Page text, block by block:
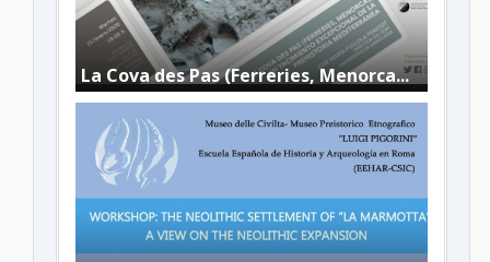
La Cova des Pas (Ferreries, Menorca...